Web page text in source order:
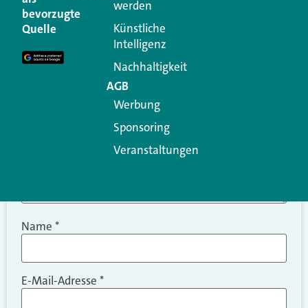
Ihre E-Mail-Adresse wird nicht veröffentlicht.
Erforderliche Felder sind mit
Kommentar
Name *
E-Mail-Adresse *
bevorzugte
Quelle
werden
Künstliche
Intelligenz
Nachhaltigkeit
AGB
Werbung
Sponsoring
Veranstaltungen